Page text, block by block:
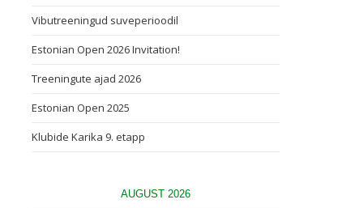
Vibutreeningud suveperioodil
Estonian Open 2026 Invitation!
Treeningute ajad 2026
Estonian Open 2025
Klubide Karika 9. etapp
AUGUST 2026